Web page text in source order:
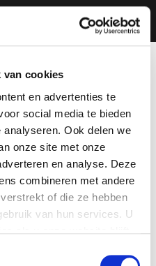
van cookies
en advertenties te
social media te bieden
Ook delen we
onze site met onze
en analyse. Deze
combineren met andere
of die ze hebben
van hun services. U